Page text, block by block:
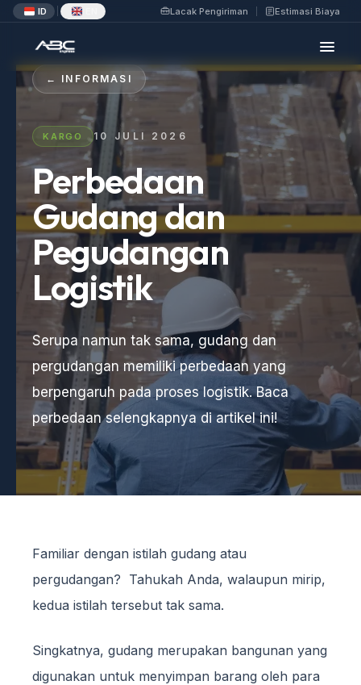
ID Lacak Pengiriman Estimasi Biaya
← INFORMASI
KARGO 10 JULI 2026
Perbedaan
Gudang dan
Pegudangan
Logistik
Serupa namun tak sama, gudang dan
pergudangan memiliki perbedaan yang
berpengaruh pada proses logistik. Baca
perbedaan selengkapnya di artikel ini!
Familiar dengan istilah gudang atau
pergudangan? Tahukah Anda, walaupun mirip,
kedua istilah tersebut tak sama.
Singkatnya, gudang merupakan bangunan yang
digunakan untuk menyimpan barang oleh para